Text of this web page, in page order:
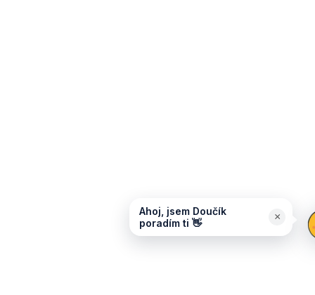
Ahoj, jsem Doučík
poradím ti 👋
×